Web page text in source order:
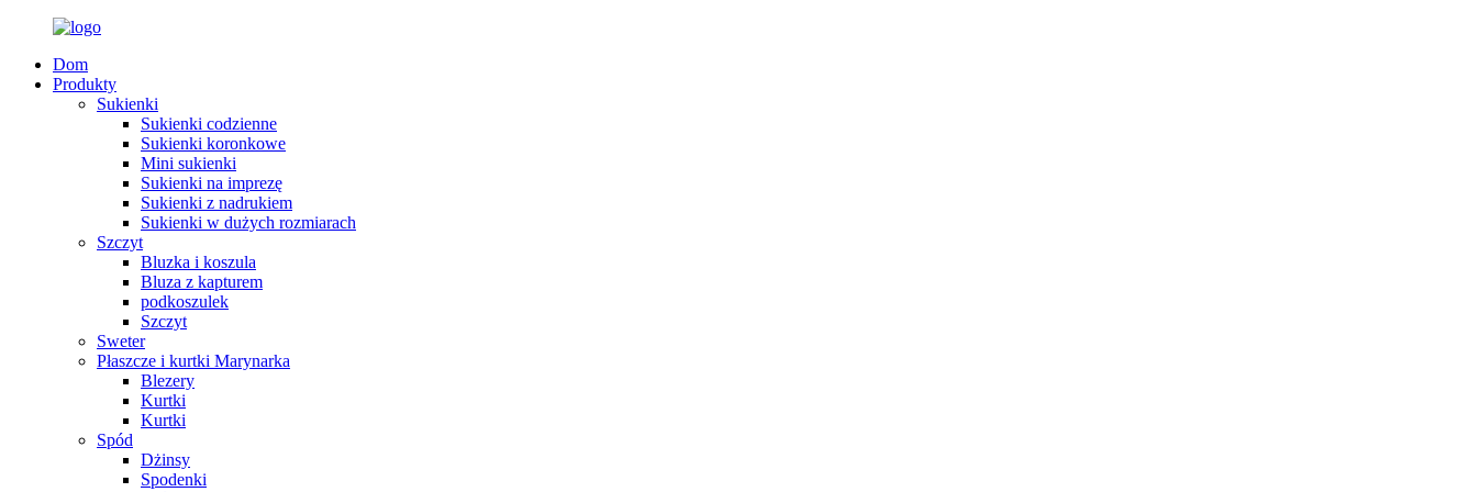
Dom
Produkty
Sukienki
Sukienki codzienne
Sukienki koronkowe
Mini sukienki
Sukienki na imprezę
Sukienki z nadrukiem
Sukienki w dużych rozmiarach
Szczyt
Bluzka i koszula
Bluza z kapturem
podkoszulek
Szczyt
Sweter
Płaszcze i kurtki Marynarka
Blezery
Kurtki
Kurtki
Spód
Dżinsy
Spodenki